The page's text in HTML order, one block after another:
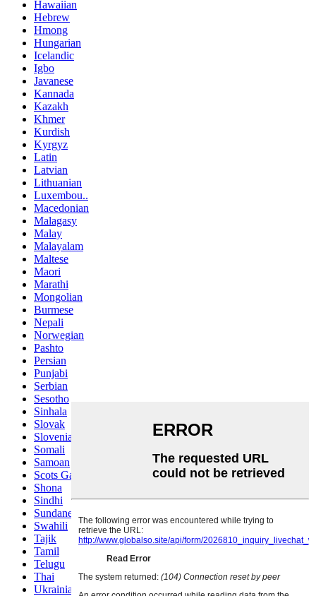
Hawaiian
Hebrew
Hmong
Hungarian
Icelandic
Igbo
Javanese
Kannada
Kazakh
Khmer
Kurdish
Kyrgyz
Latin
Latvian
Lithuanian
Luxembou..
Macedonian
Malagasy
Malay
Malayalam
Maltese
Maori
Marathi
Mongolian
Burmese
Nepali
Norwegian
Pashto
Persian
Punjabi
Serbian
Sesotho
Sinhala
Slovak
Slovenian
Somali
Samoan
Scots Gaelic
Shona
Sindhi
Sundanese
Swahili
Tajik
Tamil
Telugu
Thai
Ukrainian